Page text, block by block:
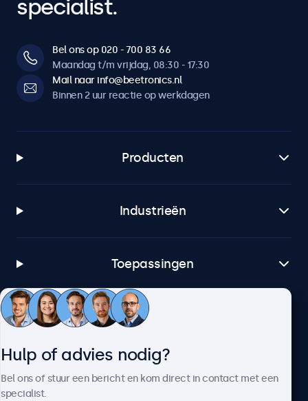
Auto-on
Dimbaar backlight
Instelbare achtergrondverlichting via afstandsbediening of
optionele dimmer.
Windows
Windows Embedded 8 Industry, 8.1 Industry, IoT Enterprise
macOS
Alle Linux distributies
Brightsign
Samsung DeX
Alle Samsung DeX versies
specialist.
Bel ons op 020 - 700 83 66
Maandag t/m vrijdag, 08:30 - 17:30
Mail naar info@beetronics.nl
Binnen 2 uur reactie op werkdagen
Producten
Industrieën
Toepassingen
Klantenservice
Hulp of advies nodig?
Bel ons of stuur een bericht en kom direct in contact met een
specialist.